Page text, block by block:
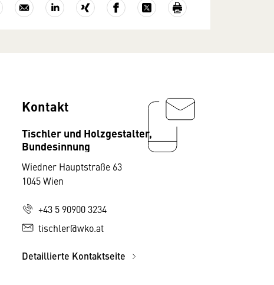
Kontakt
Tischler und Holzgestalter,
Bundesinnung
Wiedner Hauptstraße 63
1045 Wien
+43 5 90900 3234
tischler@wko.at
Detaillierte Kontaktseite